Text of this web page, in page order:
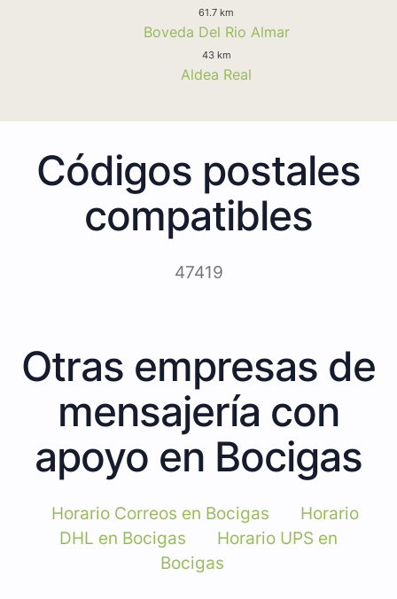
61.7 km
Boveda Del Rio Almar
43 km
Aldea Real
Códigos postales
compatibles
47419
Otras empresas de
mensajería con
apoyo en Bocigas
Horario Correos en Bocigas
Horario
DHL en Bocigas
Horario UPS en
Bocigas